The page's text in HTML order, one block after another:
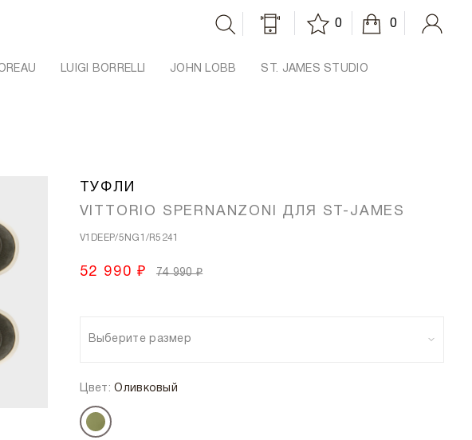
0 0
LUIGI BORRELLI JOHN LOBB ST. JAMES STUDIO
ТУФЛИ
VITTORIO SPERNANZONI ДЛЯ ST-JAMES
V1DEEP/5NG1/R5241
52 990 ₽ 74 990 ₽
Выберите размер
Цвет:Оливковый